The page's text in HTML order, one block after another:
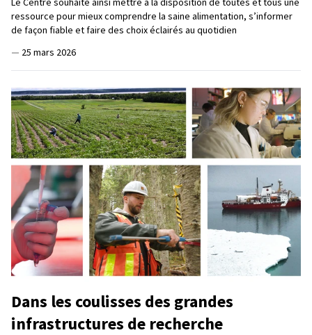
ressource pour mieux comprendre la saine alimentation, s’informer
de façon fiable et faire des choix éclairés au quotidien
— 25 mars 2026
Dans les coulisses des grandes
infrastructures de recherche